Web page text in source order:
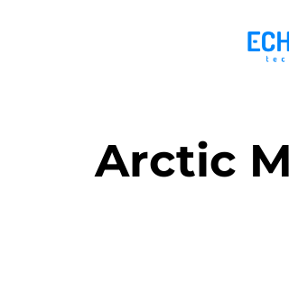
Arctic